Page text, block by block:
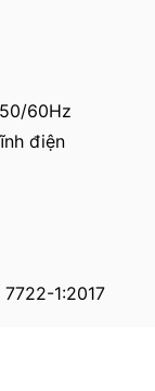
60Hz
điện
1:2017